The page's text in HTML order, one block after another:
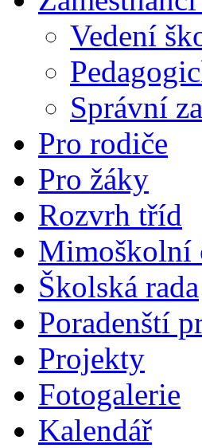
Vedení
Správní
Pro rodiče
Pro žáky
Rozvrh tříd
Mimoškolní
Školská rada
Poradenští
Projekty
Fotogalerie
Kalendář